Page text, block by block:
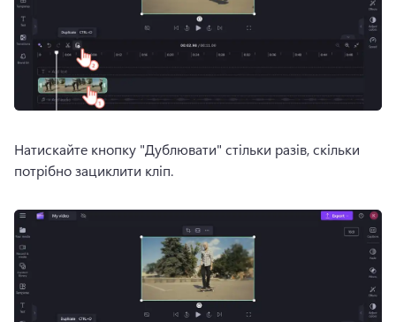
Натискайте кнопку "Дублювати" стільки разів, скільки
потрібно зациклити кліп.